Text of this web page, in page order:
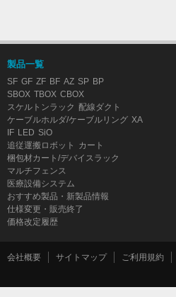
製品一覧
SF GF ZF BF AZ SP BP
SBOX TBOX CBOX
スケルトンラック 配線ダクト
ケーブルホルダ/ケーブルリング XA
IF LED SiO
追従運搬ロボット
カート
梱包材カート/デバイスラック
マルチフェンス
医療設備システム
おすすめ製品・新製品情報
仕様変更・販売終了
価格改定履歴
会社概要 サイトマップ ご利用規約